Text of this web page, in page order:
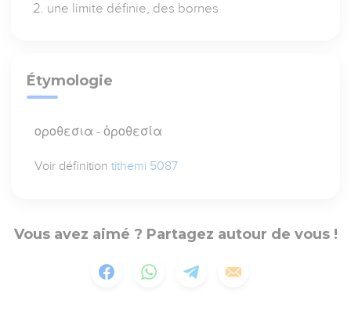
une limite définie, des bornes
Étymologie
οροθεσια - ὁροθεσία
Voir définitiontithemi 5087
Vous avez aimé ? Partagez autour de vous !